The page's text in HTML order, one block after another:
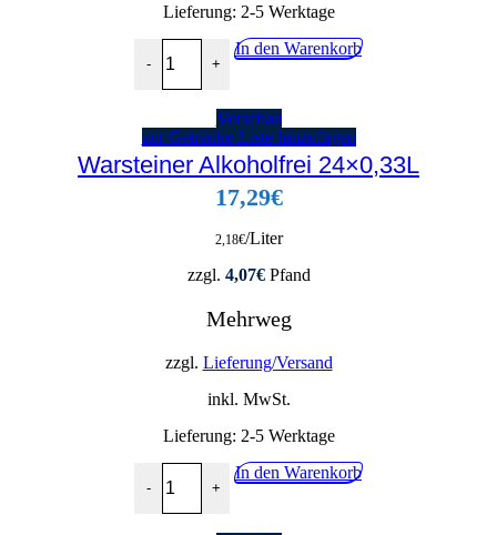
Lieferung: 2-5 Werktage
-
Flensburger Radler Alkoholfrei 20x0,33L Menge
+
In den Warenkorb
Vorschau
zur Getränke-Liste hinzufügen
Warsteiner Alkoholfrei 24×0,33L
17,29€
2,18€/Liter
zzgl. 4,07€Pfand
Mehrweg
zzgl. Lieferung/Versand
inkl. MwSt.
Lieferung: 2-5 Werktage
-
Warsteiner Alkoholfrei 24x0,33L Menge
+
In den Warenkorb